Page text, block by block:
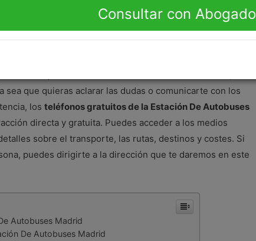
que ofrece la Estación De Autobuses Madrid, lee
sea que quieras aclarar las dudas o comunicarte con los
losteléfonos gratuitos de la Estación De Autobuses
directa y gratuita. Puedes acceder a los medios
sobre el transporte, las rutas, destinos y costes. Si
puedes dirigirte a la dirección que te daremos en este
Autobuses Madrid
De Autobuses Madrid
Consultar con Abogado